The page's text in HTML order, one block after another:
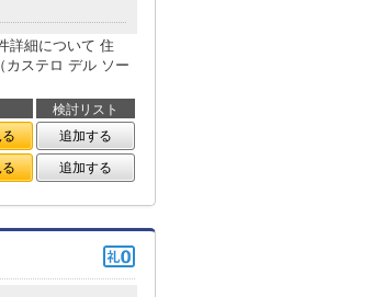
詳細について 住
カステロ デル ソー
検討リスト
追加する
追加する